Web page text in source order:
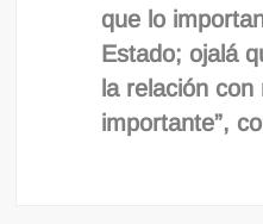
que lo
Estado; ojalá
la relación
importante”,